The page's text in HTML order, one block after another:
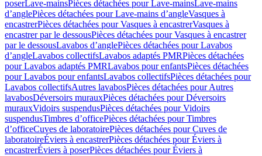
poserLave-mainsPièces détachées pour Lave-mainsLave-mains
d’anglePièces détachées pour Lave-mains d’angleVasques à
encastrerPièces détachées pour Vasques à encastrerVasques à
encastrer par le dessousPièces détachées pour Vasques à encastrer
par le dessousLavabos d’anglePièces détachées pour Lavabos
d’angleLavabos collectifsLavabos adaptés PMRPièces détachées
pour Lavabos adaptés PMRLavabos pour enfantsPièces détachées
pour Lavabos pour enfantsLavabos collectifsPièces détachées pour
Lavabos collectifsAutres lavabosPièces détachées pour Autres
lavabosDéversoirs murauxPièces détachées pour Déversoirs
murauxVidoirs suspendusPièces détachées pour Vidoirs
suspendusTimbres dʼofficePièces détachées pour Timbres
dʼofficeCuves de laboratoirePièces détachées pour Cuves de
laboratoireÉviers à encastrerPièces détachées pour Éviers à
encastrerÉviers à poserPièces détachées pour Éviers à